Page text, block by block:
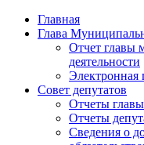
Главная
Глава
Отчет главы
деятельности
Электронная
Совет депутатов
Отчеты
Отчеты
Сведения о